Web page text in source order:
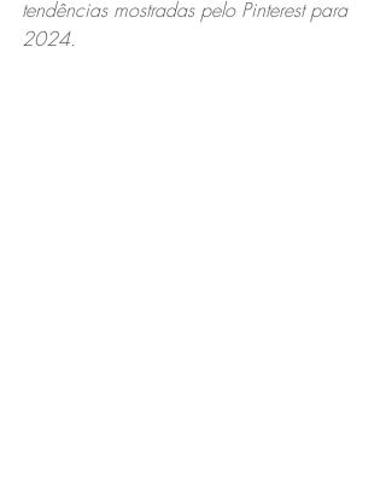
tendências mostradas pelo Pinterest para
2024.